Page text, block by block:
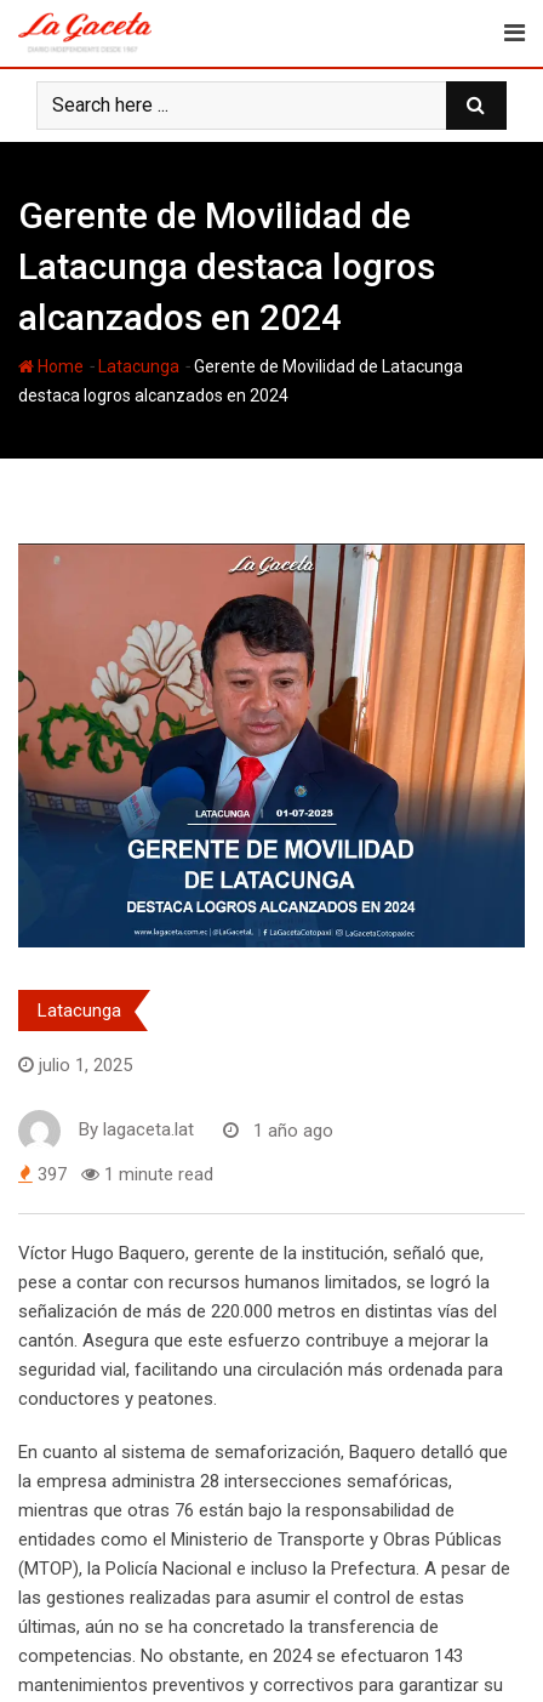
content
Gerente de Movilidad de
Latacunga destaca logros
alcanzados en 2024
Home - Latacunga -Gerente de Movilidad de Latacunga
destaca logros alcanzados en 2024
Latacunga
julio 1, 2025
By lagaceta.lat 1 año ago
397 1 minute read
Víctor Hugo Baquero, gerente de la institución, señaló que,
pese a contar con recursos humanos limitados, se logró la
señalización de más de 220.000 metros en distintas vías del
cantón. Asegura que este esfuerzo contribuye a mejorar la
seguridad vial, facilitando una circulación más ordenada para
conductores y peatones.
En cuanto al sistema de semaforización, Baquero detalló que
la empresa administra 28 intersecciones semafóricas,
mientras que otras 76 están bajo la responsabilidad de
entidades como el Ministerio de Transporte y Obras Públicas
(MTOP), la Policía Nacional e incluso la Prefectura. A pesar de
las gestiones realizadas para asumir el control de estas
últimas, aún no se ha concretado la transferencia de
competencias. No obstante, en 2024 se efectuaron 143
mantenimientos preventivos y correctivos para garantizar su